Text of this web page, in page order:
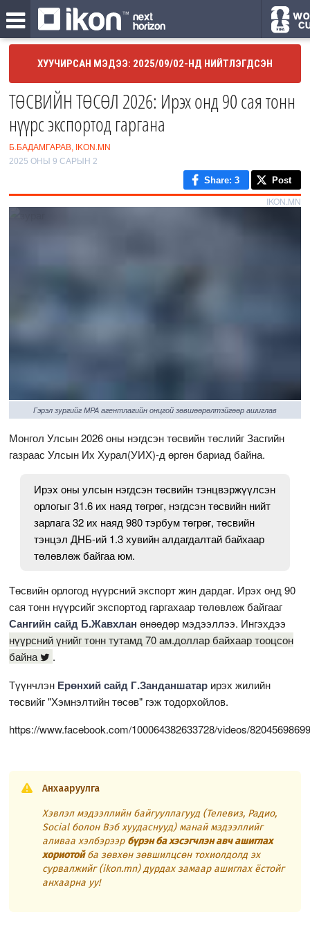
ХУУЧИРСАН МЭДЭЭ: 2025/09/02-НД НИЙТЛЭГДСЭН
ТӨСВИЙН ТӨСӨЛ 2026: Ирэх онд 90 сая тонн
нүүрс экспортод гаргана
Б.БАДАМГАРАВ, IKON.MN
2025 ОНЫ 9 САРЫН 2
Share: 3 Post
IKON.MN
Гэрэл зургийг MPA агентлагийн онцгой зөвшөөрөлтэйгөөр ашиглав
Монгол Улсын 2026 оны нэгдсэн төсвийн төслийг Засгийн
газраас Улсын Их Хурал(УИХ)-д өргөн бариад байна.
Ирэх оны улсын нэгдсэн төсвийн тэнцвэржүүлсэн
орлогыг 31.6 их наяд төгрөг, нэгдсэн төсвийн нийт
зарлага 32 их наяд 980 тэрбум төгрөг, төсвийн
тэнцэл ДНБ-ий 1.3 хувийн алдагдалтай байхаар
төлөвлөж байгаа юм.
Төсвийн орлогод нүүрсний экспорт жин дардаг. Ирэх онд 90
сая тонн нүүрсийг экспортод гаргахаар төлөвлөж байгааг
Сангийн сайд Б.Жавхланөнөөдөр мэдээллээ. Ингэхдээ
нүүрсний үнийг тонн тутамд 70 ам.доллар байхаар тооцсон
байна
.
Түүнчлэн Ерөнхий сайд Г.Занданшатар ирэх жилийн
төсвийг "Хэмнэлтийн төсөв" гэж тодорхойлов.
https://www.facebook.com/100064382633728/videos/
Анхааруулга
Хэвлэл мэдээллийн байгууллагууд (Телевиз, Радио,
Social болон Вэб хуудаснууд) манай мэдээллийг
аливаа хэлбэрээр бүрэн ба хэсэгчлэн авч ашиглах
хориотойба зөвхөн зөвшилцсөн тохиолдолд эх
сурвалжийг (ikon.mn) дурдах замаар ашиглах ёстойг
анхаарна уу!